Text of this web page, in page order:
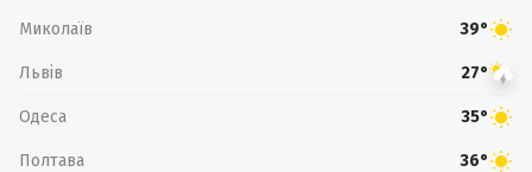
Миколаїв 39°
Львів 27°
Одеса 35°
Полтава 36°